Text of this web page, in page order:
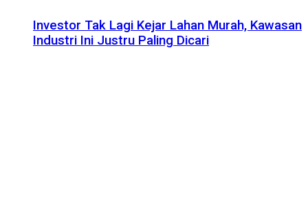
Investor Tak Lagi Kejar Lahan Murah, Kawasan
Industri Ini Justru Paling Dicari